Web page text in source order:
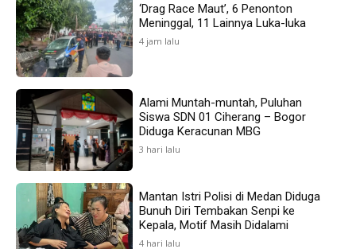
‘Drag Race Maut’, 6 Penonton
Meninggal, 11 Lainnya Luka-luka
4 jam lalu
Alami Muntah-muntah, Puluhan
Siswa SDN 01 Ciherang – Bogor
Diduga Keracunan MBG
3 hari lalu
Mantan Istri Polisi di Medan Diduga
Bunuh Diri Tembakan Senpi ke
Kepala, Motif Masih Didalami
4 hari lalu